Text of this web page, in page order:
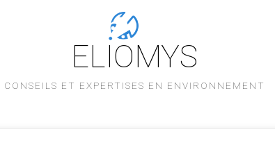
ELIOMYS
CONSEILS ET EXPERTISES EN ENVIRONNEMENT